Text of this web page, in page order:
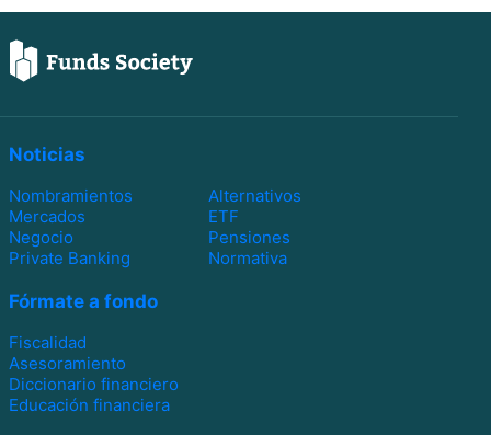
Noticias
Nombramientos
Alternativos
Mercados
ETF
Negocio
Pensiones
Private Banking
Normativa
Fórmate a fondo
Fiscalidad
Asesoramiento
Diccionario financiero
Educación financiera